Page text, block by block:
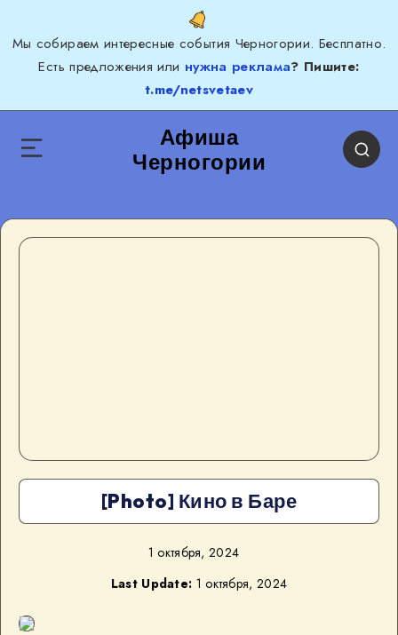
Мы собираем интересные события Черногории. Бесплатно.
Есть предложения или нужна реклама? Пишите:
t.me/netsvetaev
Афиша
Черногории
[Photo] Кино в Баре
1 октября, 2024
Last Update: 1 октября, 2024